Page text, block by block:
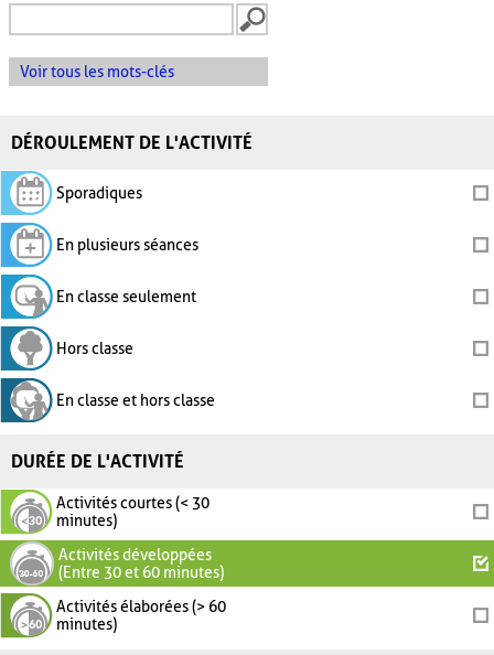
Voir tous les mots-clés
DÉROULEMENT DE L'ACTIVITÉ
Sporadiques
En plusieurs séances
En classe seulement
Hors classe
En classe et hors classe
DURÉE DE L'ACTIVITÉ
Activités courtes (< 30
minutes)
Activités développées
(Entre 30 et 60 minutes)
Activités élaborées (> 60
minutes)